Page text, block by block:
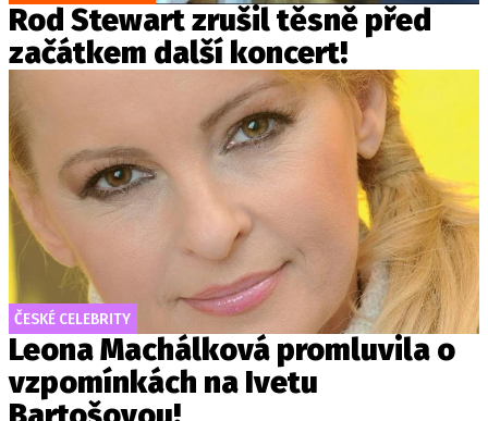
Rod Stewart zrušil těsně před
začátkem další koncert!
ČESKÉ CELEBRITY
Leona Machálková promluvila o
vzpomínkách na Ivetu